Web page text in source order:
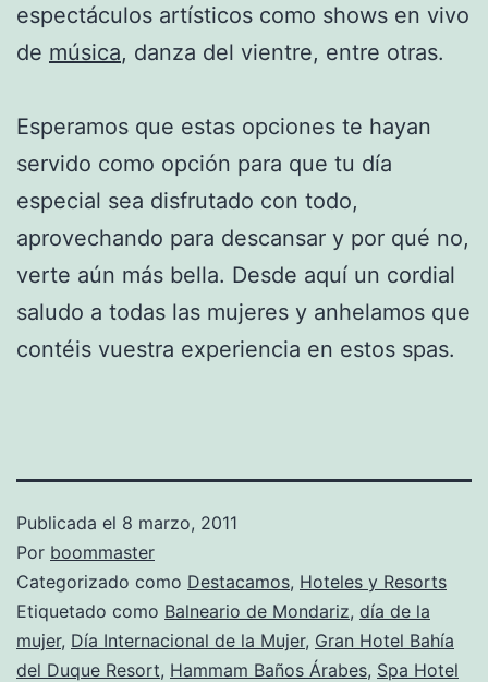
espectáculos artísticos como shows en vivo
de música, danza del vientre, entre otras.
Esperamos que estas opciones te hayan
servido como opción para que tu día
especial sea disfrutado con todo,
aprovechando para descansar y por qué no,
verte aún más bella. Desde aquí un cordial
saludo a todas las mujeres y anhelamos que
contéis vuestra experiencia en estos spas.
Publicada el 8 marzo, 2011
Por boommaster
Categorizado como Destacamos, Hoteles y Resorts
Etiquetado como Balneario de Mondariz, día de la
mujer, Día Internacional de la Mujer, Gran Hotel Bahía
del Duque Resort, Hammam Baños Árabes, Spa Hotel